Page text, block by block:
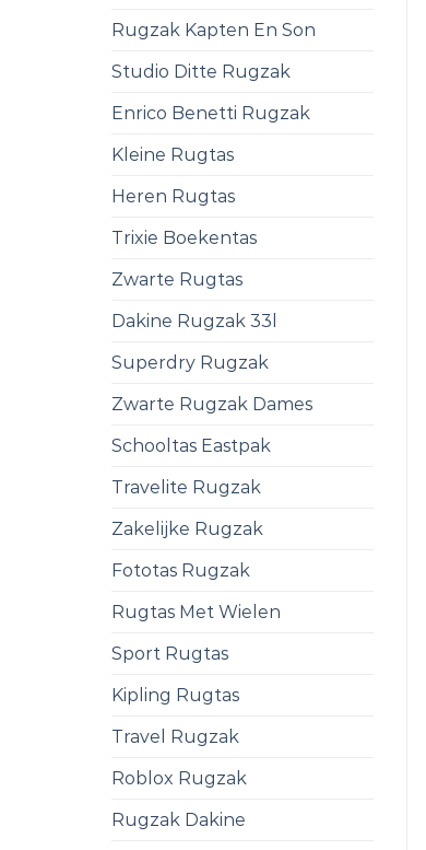
Rugzak Kapten En Son
Studio Ditte Rugzak
Enrico Benetti Rugzak
Kleine Rugtas
Heren Rugtas
Trixie Boekentas
Zwarte Rugtas
Dakine Rugzak 33l
Superdry Rugzak
Zwarte Rugzak Dames
Schooltas Eastpak
Travelite Rugzak
Zakelijke Rugzak
Fototas Rugzak
Rugtas Met Wielen
Sport Rugtas
Kipling Rugtas
Travel Rugzak
Roblox Rugzak
Rugzak Dakine